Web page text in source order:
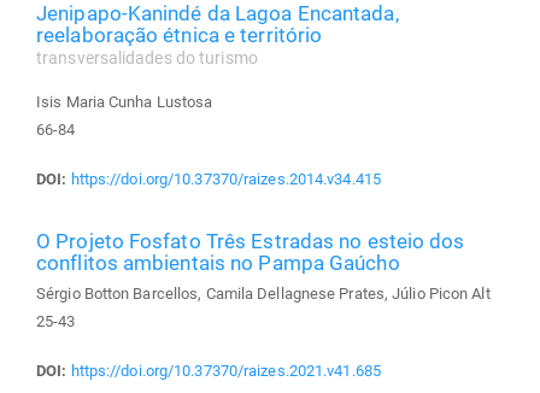
Jenipapo-Kanindé da Lagoa Encantada,
reelaboração étnica e território
transversalidades do turismo
Isis Maria Cunha Lustosa
66-84
DOI: https://doi.org/10.37370/raizes.2014.v34.415
O Projeto Fosfato Três Estradas no esteio dos
conflitos ambientais no Pampa Gaúcho
Sérgio Botton Barcellos, Camila Dellagnese Prates, Júlio Picon Alt
25-43
DOI: https://doi.org/10.37370/raizes.2021.v41.685